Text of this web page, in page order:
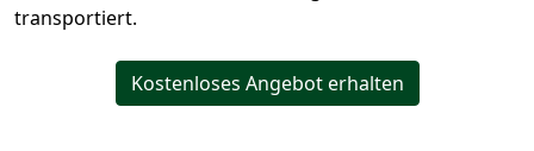
transportiert.
Kostenloses Angebot erhalten